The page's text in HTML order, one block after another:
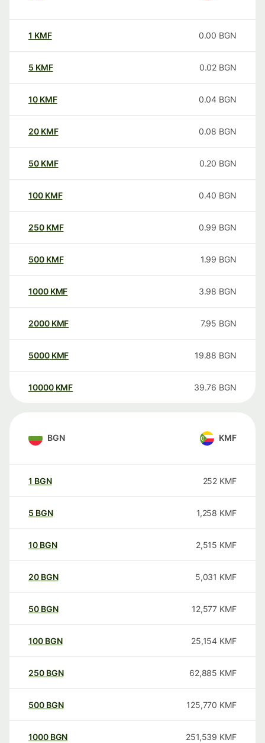
1 KMF 0.00 BGN
5 KMF 0.02 BGN
10 KMF 0.04 BGN
20 KMF 0.08 BGN
50 KMF 0.20 BGN
100 KMF 0.40 BGN
250 KMF 0.99 BGN
500 KMF 1.99 BGN
1000 KMF 3.98 BGN
2000 KMF 7.95 BGN
5000 KMF 19.88 BGN
10000 KMF 39.76 BGN
BGN KMF
1 BGN 252 KMF
5 BGN 1,258 KMF
10 BGN 2,515 KMF
20 BGN 5,031 KMF
50 BGN 12,577 KMF
100 BGN 25,154 KMF
250 BGN 62,885 KMF
500 BGN 125,770 KMF
1000 BGN 251,539 KMF